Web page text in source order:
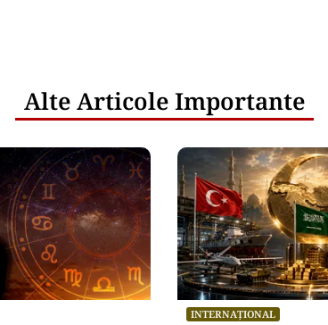
Alte Articole Importante
INTERNAȚIONAL